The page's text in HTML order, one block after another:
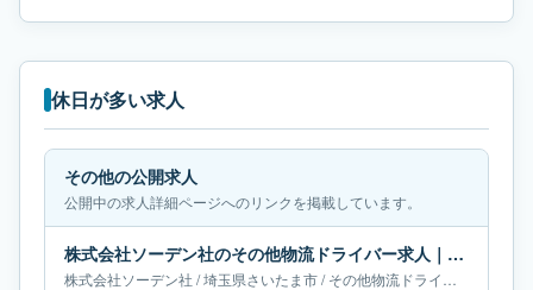
休日が多い求人
その他の公開求人
公開中の求人詳細ページへのリンクを掲載しています。
株式会社ソーデン社のその他物流ドライバー求人｜埼玉県さいたま市｜月給60万-65万円
株式会社ソーデン社 /埼玉県さいたま市/その他物流ドライバー